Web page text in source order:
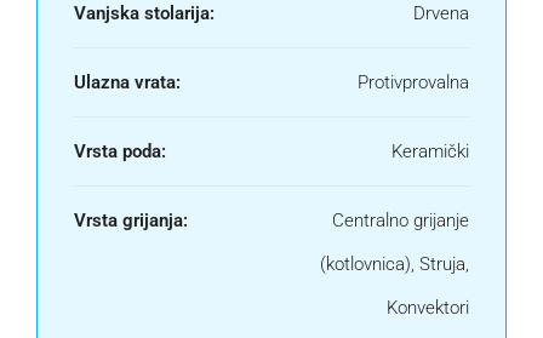
Vanjska stolarija: Drvena
Ulazna vrata: Protivprovalna
Vrsta poda: Keramički
Vrsta grijanja:
Centralno grijanje
(kotlovnica), Struja,
Konvektori